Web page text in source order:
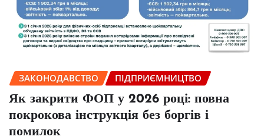
ЗАКОНОДАВСТВО ПІДПРИЄМНИЦТВО
Як закрити ФОП у 2026 році: повна
покрокова інструкція без боргів і
помилок